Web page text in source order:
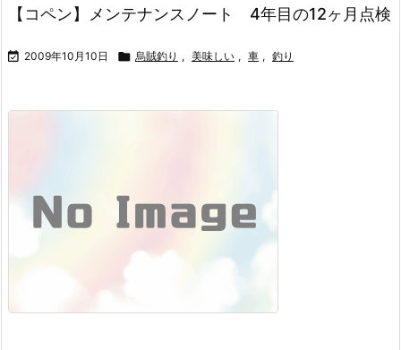
【コペン】メンテナンスノート 4年目の12ヶ月点検
 2009年10月10日  烏賊釣り , 美味しい , 車 , 釣り